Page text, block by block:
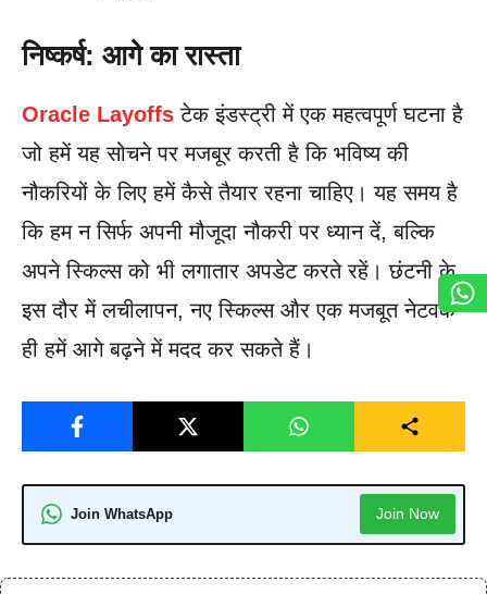
निष्कर्ष: आगे का रास्ता
Oracle Layoffsटेक इंडस्ट्री में एक महत्वपूर्ण घटना है
जो हमें यह सोचने पर मजबूर करती है कि भविष्य की
नौकरियों के लिए हमें कैसे तैयार रहना चाहिए। यह समय है
कि हम न सिर्फ अपनी मौजूदा नौकरी पर ध्यान दें, बल्कि
अपने स्किल्स को भी लगातार अपडेट करते रहें। छंटनी के
इस दौर में लचीलापन, नए स्किल्स और एक मजबूत नेटवर्क
ही हमें आगे बढ़ने में मदद कर सकते हैं।
Join WhatsApp Join Now